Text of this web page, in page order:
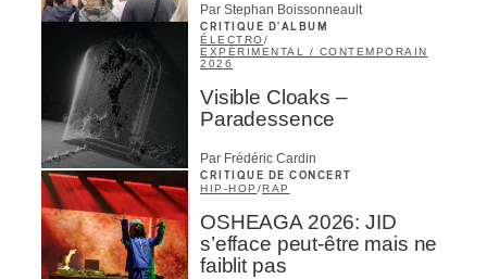
Par Stephan Boissonneault
CRITIQUE D'ALBUM
ÉLECTRO/
EXPÉRIMENTAL / CONTEMPORAIN
2026
Visible Cloaks –
Paradessence
Par Frédéric Cardin
CRITIQUE DE CONCERT
HIP-HOP /RAP
OSHEAGA 2026: JID
s’efface peut-être mais ne
faiblit pas